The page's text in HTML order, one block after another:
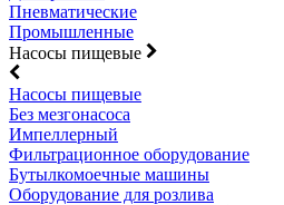
Пневматические
Промышленные
Насосы пищевые
Насосы пищевые
Без мезгонасоса
Импеллерный
Фильтрационное оборудование
Бутылкомоечные машины
Оборудование для розлива